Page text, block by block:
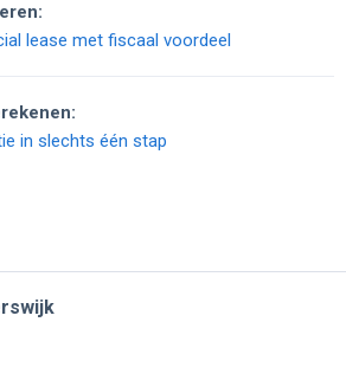
lease met fiscaal voordeel
in slechts één stap